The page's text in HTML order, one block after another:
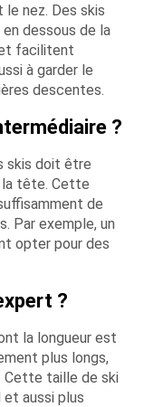
nez. Des skis
dessous de la
facilitent
à garder le
descentes.
?
skis doit être
la tête. Cette
de
Par exemple, un
opter pour des
?
la longueur est
plus longs,
Cette taille de ski
aussi plus